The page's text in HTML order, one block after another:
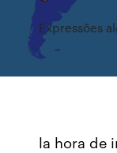
Expressões
la hora de